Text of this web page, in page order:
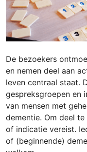
De bezoekers
en nemen deel aan
leven centraal staat.
gespreksgroepen en
van mensen met
dementie. Om deel
of indicatie vereist.
of (beginnende)